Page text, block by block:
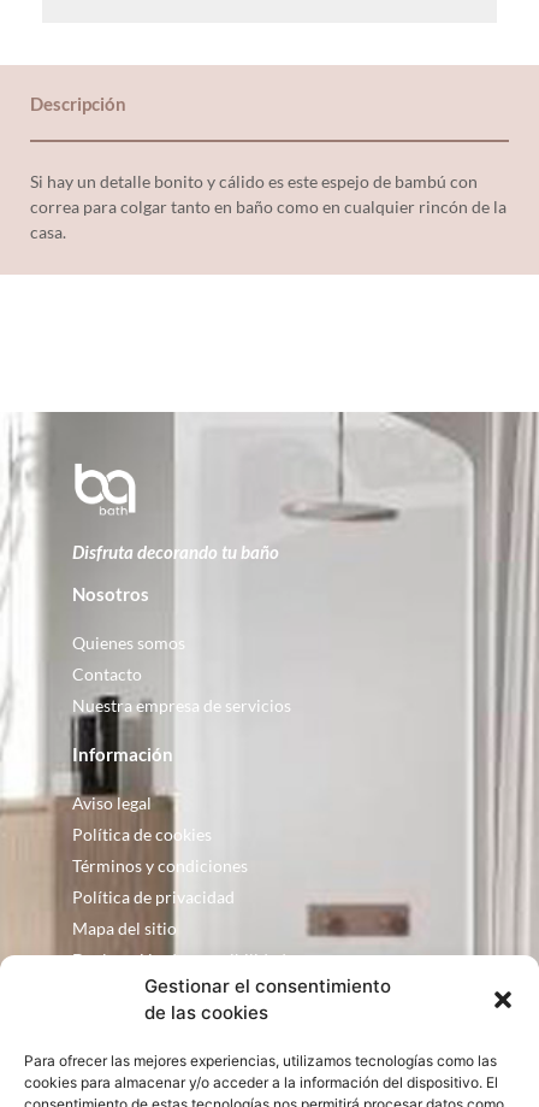
Gestionar el consentimiento
de las cookies
Para ofrecer las mejores experiencias, utilizamos tecnologías como las
cookies para almacenar y/o acceder a la información del dispositivo. El
Descripción
Si hay un detalle bonito y cálido es este espejo de bambú con
correa para colgar tanto en baño como en cualquier rincón de la
casa.
Disfruta decorando tu baño
Nosotros
Quienes somos
Contacto
Nuestra empresa de servicios
Información
Aviso legal
Política de cookies
Términos y condiciones
Política de privacidad
Mapa del sitio
Declaración de accesibilidad
Contacto
Fontanería Baquero
C/ Justo Zoco, 36 Ejea de los Caballeros